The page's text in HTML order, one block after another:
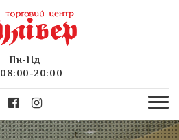
Пн-Нд
08:00-20:00